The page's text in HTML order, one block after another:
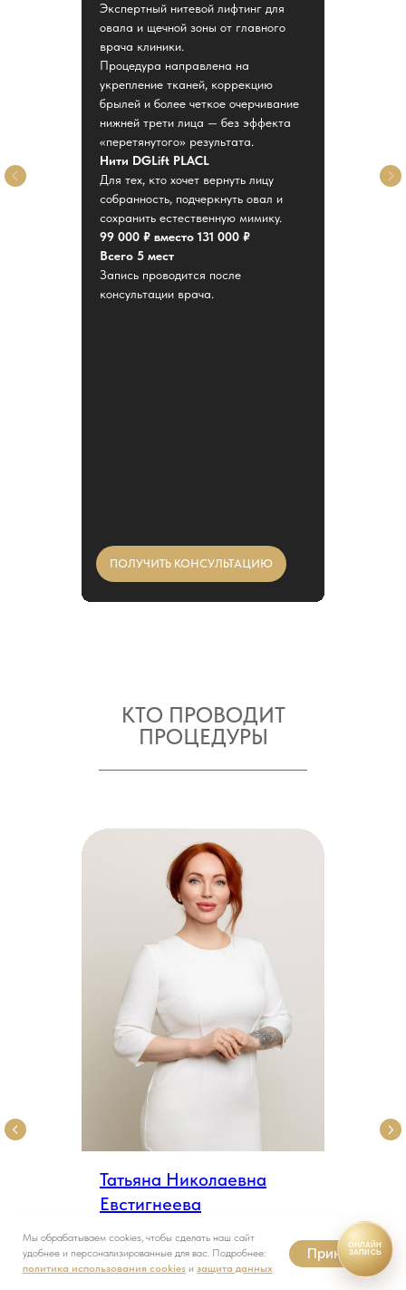
ОНЛАЙН
ЗАПИСЬ
Экспертный нитевой лифтинг для
овала и щечной зоны от главного
врача клиники.
Процедура направлена на
укрепление тканей, коррекцию
брылей и более четкое очерчивание
нижней трети лица — без эффекта
«перетянутого» результата.
Нити DGLift PLACL
Для тех, кто хочет вернуть лицу
собранность, подчеркнуть овал и
сохранить естественную мимику.
99 000 ₽ вместо 131 000 ₽
Всего 5 мест
Запись проводится после
консультации врача.
ПОЛУЧИТЬ КОНСУЛЬТАЦИЮ
КТО ПРОВОДИТ
ПРОЦЕДУРЫ
Татьяна Николаевна
Евстигнеева
Косметолог, дерматовенеролог ,
эксперт и тренер нитевого
лифтинга, эндокринолог,
Мы обрабатываем cookies, чтобы сделать наш сайт
удобнее и персонализированные для вас. Подробнее:
политика использования cookies и защита данных
Принять